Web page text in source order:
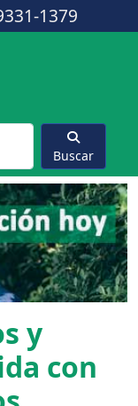
1379
Buscar
y
con